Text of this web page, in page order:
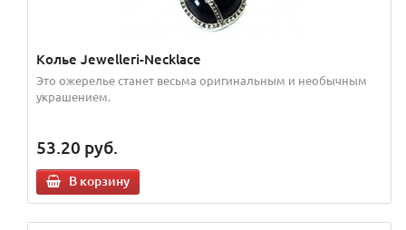
Колье Jewelleri-Necklace
Это ожерелье станет весьма оригинальным и необычным
украшением.
53.20 руб.
В корзину